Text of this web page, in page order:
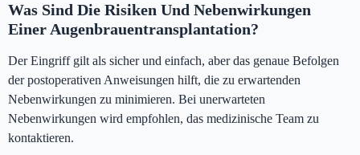
Was Sind Die Risiken Und Nebenwirkungen
Einer Augenbrauentransplantation?
Der Eingriff gilt als sicher und einfach, aber das genaue Befolgen
der postoperativen Anweisungen hilft, die zu erwartenden
Nebenwirkungen zu minimieren. Bei unerwarteten
Nebenwirkungen wird empfohlen, das medizinische Team zu
kontaktieren.